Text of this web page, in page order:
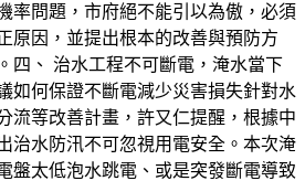
率問題，市府絕不能引以為傲，必須
原因，並提出根本的改善與預防方
四、 治水工程不可斷電，淹水當下
如何保證不斷電減少災害損失針對水
流等改善計畫，許又仁提醒，根據中
治水防汛不可忽視用電安全。本次淹
盤太低泡水跳電、或是突發斷電導致